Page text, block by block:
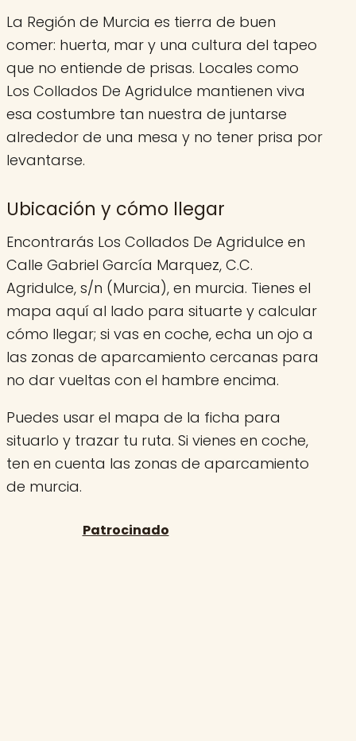
La Región de Murcia es tierra de buen
comer: huerta, mar y una cultura del tapeo
que no entiende de prisas. Locales como
Los Collados De Agridulce mantienen viva
esa costumbre tan nuestra de juntarse
alrededor de una mesa y no tener prisa por
levantarse.
Ubicación y cómo llegar
Encontrarás Los Collados De Agridulce en
Calle Gabriel García Marquez, C.C.
Agridulce, s/n (Murcia), en murcia. Tienes el
mapa aquí al lado para situarte y calcular
cómo llegar; si vas en coche, echa un ojo a
las zonas de aparcamiento cercanas para
no dar vueltas con el hambre encima.
Puedes usar el mapa de la ficha para
situarlo y trazar tu ruta. Si vienes en coche,
ten en cuenta las zonas de aparcamiento
de murcia.